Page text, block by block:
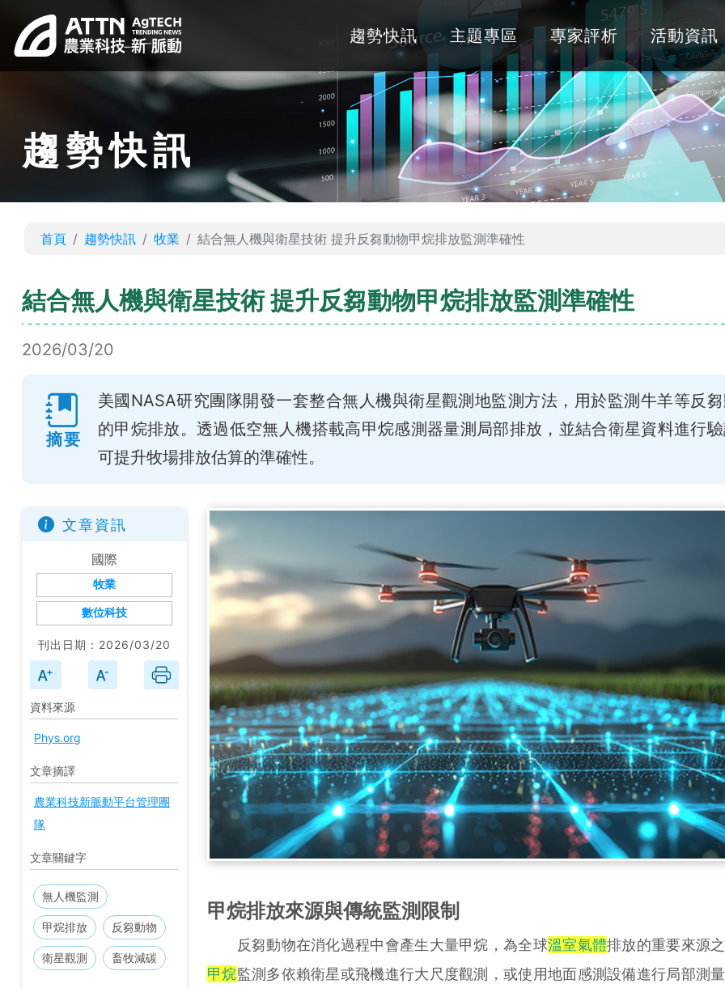
趨勢快訊 主題專區 專家評析 活動資訊
趨勢快訊
首頁 趨勢快訊 牧業 結合無人機與衛星技術 提升反芻動物甲烷排放監測準確性
結合無人機與衛星技術 提升反芻動物甲烷排放監測準確性
2026/03/20
摘要
美國NASA研究團隊開發一套整合無人機與衛星觀測地監測方法，用於監測牛羊等反
的甲烷排放。透過低空無人機搭載高甲烷感測器量測局部排放，並結合衛星資料進行
可提升牧場排放估算的準確性。
文章資訊
國際
牧業
數位科技
刊出日期：2026/03/20
資料來源
Phys.org
文章摘譯
農業科技新脈動平台管理團
隊
文章關鍵字
無人機監測
甲烷排放 反芻動物
衛星觀測 畜牧減碳
甲烷排放來源與傳統監測限制
反芻動物在消化過程中會產生大量甲烷，為全球溫室氣體排放的重要來源
甲烷監測多依賴衛星或飛機進行大尺度觀測，或使用地面感測設備進行局部測